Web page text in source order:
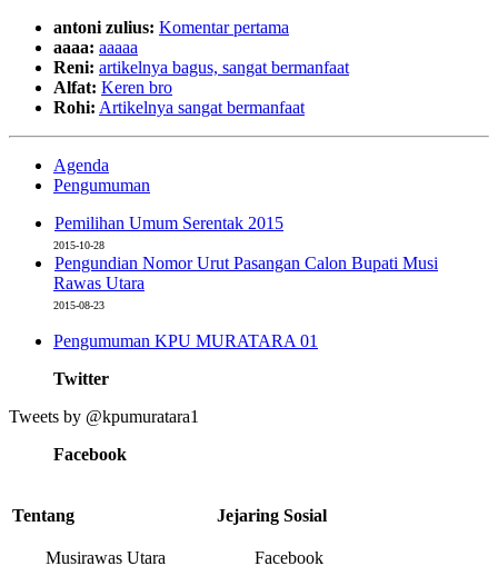
antoni zulius: Komentar pertama
aaaa: aaaaa
Reni: artikelnya bagus, sangat bermanfaat
Alfat: Keren bro
Rohi: Artikelnya sangat bermanfaat
Agenda
Pengumuman
Pemilihan Umum Serentak 2015
2015-10-28
Pengundian Nomor Urut Pasangan Calon Bupati Musi
Rawas Utara
2015-08-23
Pengumuman KPU MURATARA 01
Twitter
Tweets by @kpumuratara1
Facebook
Tentang Jejaring Sosial
Musirawas Utara Facebook